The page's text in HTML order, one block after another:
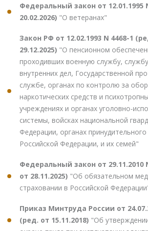
Федеральный закон от 12.01.1995
20.02.2026) "О ветеранах"
Закон РФ от 12.02.1993 N 4468-1
29.12.2025) "О пенсионном
проходивших военную службу,
внутренних дел, Государственной
службе, органах по контролю за
наркотических средств и
учреждениях и органах уголовно-
системы, войсках национальной
Федерации, органах
Российской Федерации, и их семей"
Федеральный закон от 29.11.2010
от 28.11.2025) "Об обязательном
страховании в Российской
Приказ Минтруда России от
(ред. от 15.11.2018) "Об